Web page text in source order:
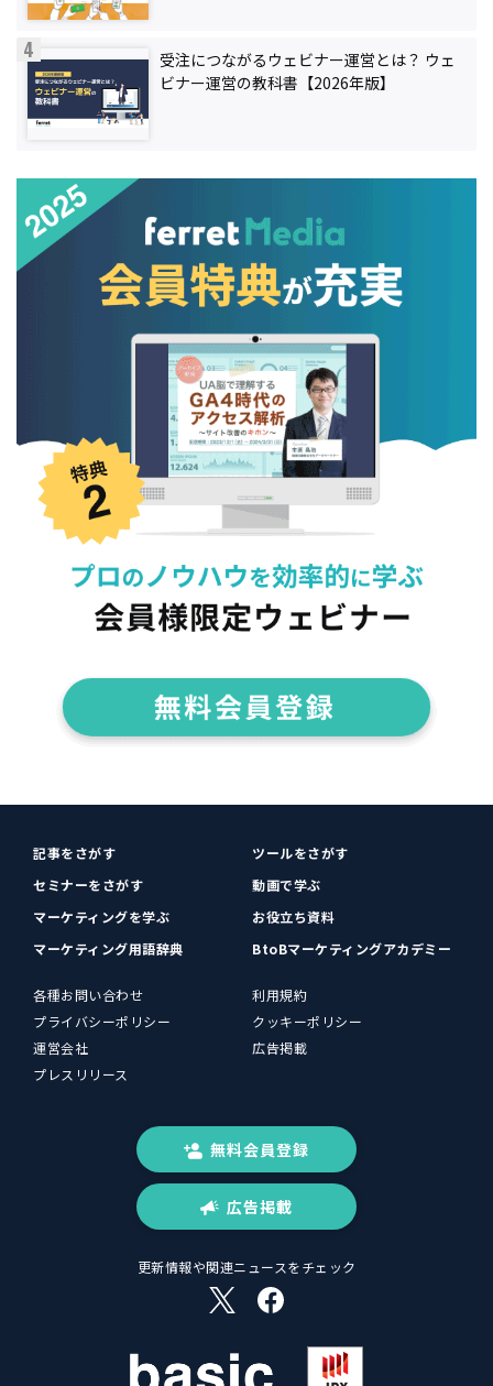
受注につながるウェビナー運営とは？ ウェ
ビナー運営の教科書【2026年版】
記事をさがす
ツールをさがす
セミナーをさがす
動画で学ぶ
マーケティングを学ぶ
お役立ち資料
マーケティング用語辞典
BtoBマーケティングアカデミー
各種お問い合わせ
利用規約
プライバシーポリシー
クッキーポリシー
運営会社
広告掲載
プレスリリース
無料会員登録
広告掲載
更新情報や関連ニュースをチェック